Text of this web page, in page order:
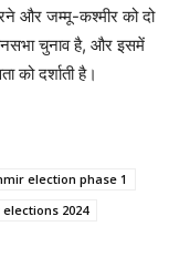
और जम्मू-कश्मीर को दो
चुनाव है, और इसमें
को दर्शाती है।
election phase 1
2024